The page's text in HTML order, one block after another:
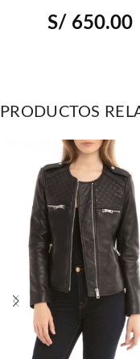
S/ 650.00
PRODUCTOS